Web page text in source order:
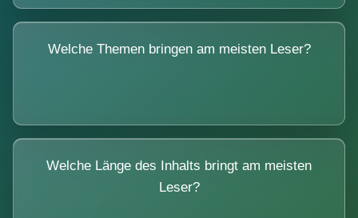
Welche Themen bringen am meisten Leser?
Welche Länge des Inhalts bringt am meisten
Leser?